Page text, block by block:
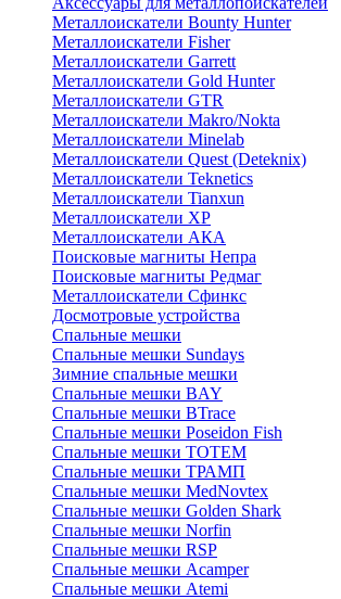
Металлоискатели Bounty Hunter
Металлоискатели Fisher
Металлоискатели Garrett
Металлоискатели Gold Hunter
Металлоискатели GTR
Металлоискатели Makro/Nokta
Металлоискатели Minelab
Металлоискатели Quest (Deteknix)
Металлоискатели Teknetics
Металлоискатели Tianxun
Металлоискатели XP
Металлоискатели АКА
Поисковые магниты Непра
Поисковые магниты Редмаг
Металлоискатели Сфинкс
Досмотровые устройства
Спальные мешки
Спальные мешки Sundays
Зимние спальные мешки
Спальные мешки BAY
Спальные мешки BTrace
Спальные мешки Poseidon Fish
Спальные мешки ТОТЕМ
Спальные мешки ТРАМП
Cпальные мешки MedNovtex
Спальные мешки Golden Shark
Спальные мешки Norfin
Спальные мешки RSP
Спальные мешки Acamper
Спальные мешки Atemi